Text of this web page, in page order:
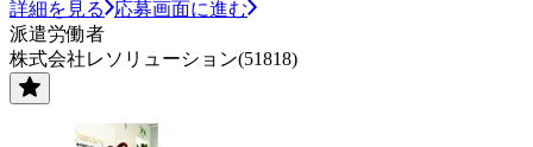
詳細を見る
応募画面に進む
派遣労働者
株式会社レソリューション(51818)